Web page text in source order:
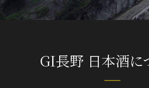
GI長野 日本酒に